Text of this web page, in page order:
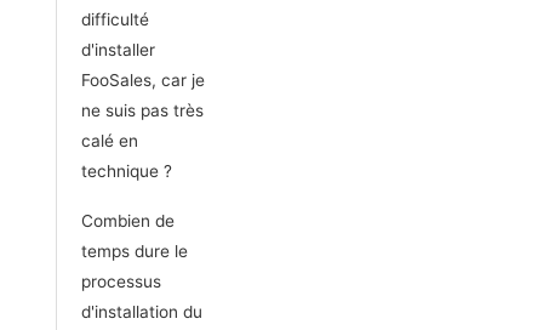
difficulté
d'installer
FooSales, car je
ne suis pas très
calé en
technique ?
Combien de
temps dure le
processus
d'installation du